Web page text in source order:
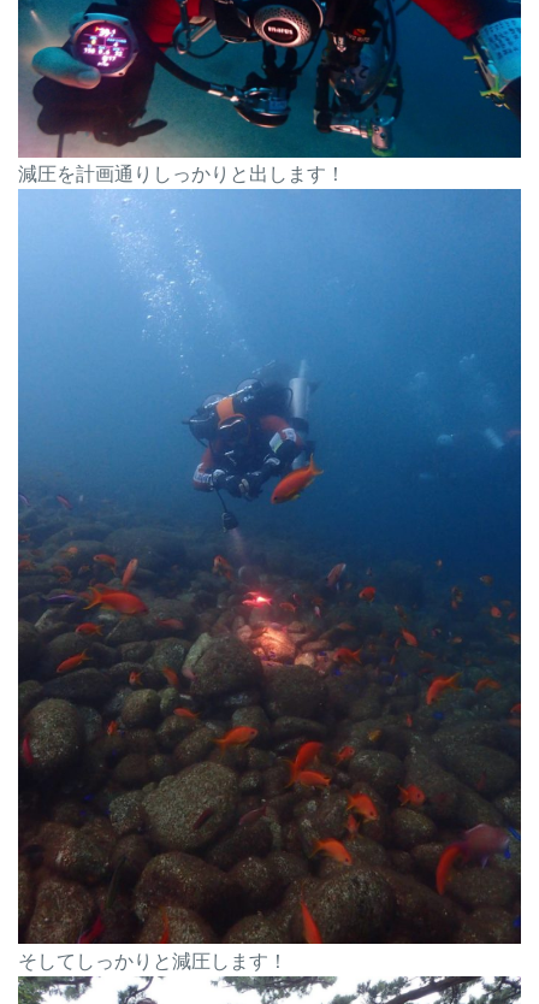
減圧を計画通りしっかりと出します！
そしてしっかりと減圧します！